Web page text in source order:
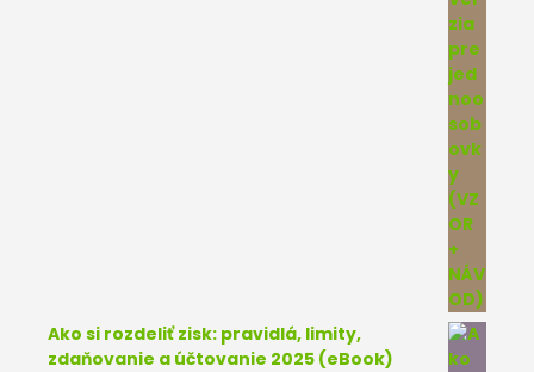
Ako si rozdeliť zisk: pravidlá, limity,
zdaňovanie a účtovanie 2025 (eBook)